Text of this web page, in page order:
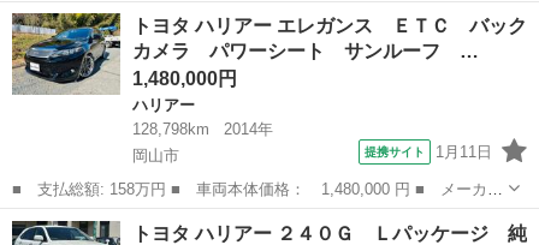
ー名： トヨタ ■ 車種名： ハリアー ■ グレード名： プレミア
ム アドバンスドパッケージ スタイルモーヴ パノラマルーフ 全
周囲カメ...
岡山 倉敷市 ハリアー
トヨタ ハリアー エレガンス ＥＴＣ バック
カメラ パワーシート サンルーフ …
1,480,000円
ハリアー
128,798km
2014年
岡山市
提携サイト 1月11日
■ 支払総額: 158万円 ■ 車両本体価格： 1,480,000 円 ■ メーカー
名： トヨタ ■ 車種名： ハリアー ■ グレード名： エレガン
ス ＥＴＣ バックカメラ パワーシート サンルーフ ＴＶ オー
岡山 岡山市 ハリアー
トヨタ ハリアー ２４０Ｇ Ｌパッケージ 純